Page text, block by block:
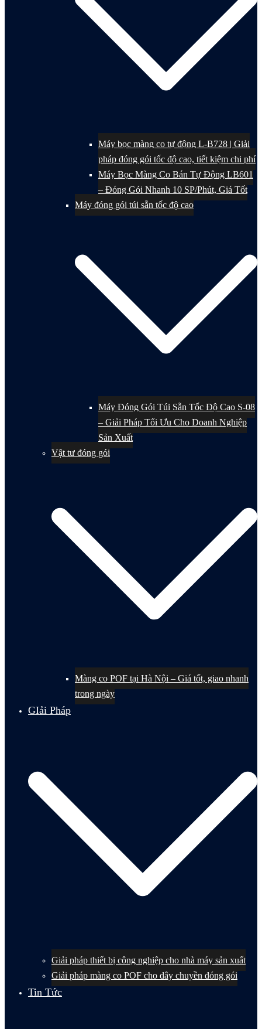
Máy bọc màng co tự động L-B728 | Giải
pháp đóng gói tốc độ cao, tiết kiệm chi phí
Máy Bọc Màng Co Bán Tự Động LB601
– Đóng Gói Nhanh 10 SP/Phút, Giá Tốt
Máy đóng gói túi sẵn tốc độ cao
Máy Đóng Gói Túi Sẵn Tốc Độ Cao S-08
– Giải Pháp Tối Ưu Cho Doanh Nghiệp
Sản Xuất
Vật tư đóng gói
Màng co POF tại Hà Nội – Giá tốt, giao nhanh
trong ngày
GIải Pháp
Giải pháp thiết bị công nghiệp cho nhà máy sản xuất
Giải pháp màng co POF cho dây chuyền đóng gói
Tin Tức